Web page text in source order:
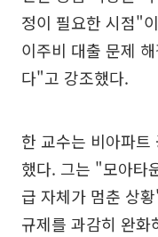
정이 필요한 시점"
이주비 대출 문제
다"고 강조했다.
한 교수는 비아파트
했다. 그는 "모아타
급 자체가 멈춘 상
규제를 과감히 완